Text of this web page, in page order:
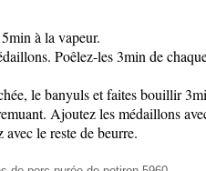
à la vapeur.
Poêlez-les 3min de
le banyuls et faites bouillir
Ajoutez les médaillons
avec le reste de beurre.